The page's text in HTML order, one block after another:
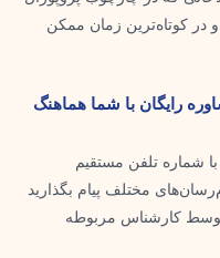
در کوتاه‌ترین زمان ممکن
رایگان با شما هماهنگ
شماره تلفن مستقیم
مختلف پیام بگذارید
کارشناس مربوطه